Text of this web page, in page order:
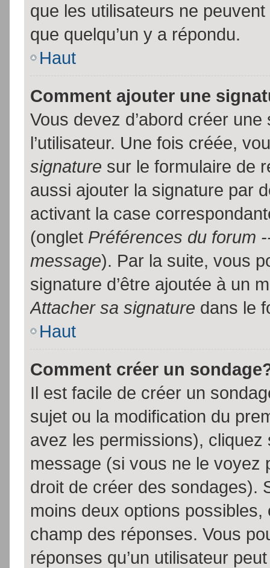
que les utilisateurs ne
que quelqu’un y a répondu.
Haut
Comment ajouter une
Vous devez d’abord créer
l’utilisateur. Une fois créée,
signature sur le formulaire de
aussi ajouter la signature par
activant la case
(onglet Préférences du forum
message). Par la suite, vous
signature d’être ajoutée à un
Attacher sa signature dans le
Haut
Comment créer un
Il est facile de créer un
sujet ou la modification du
avez les permissions), cliquez
message (si vous ne le voyez
droit de créer des sondages).
moins deux options
champ des réponses. Vous
réponses qu’un utilisateur